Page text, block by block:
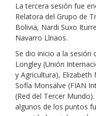
La tercera sesión fue
Relatora del Grupo de
Bolivia, Nardi Suxo
Navarro Llnaos.
Se dio inicio a la sesión
Longley (Unión
y Agricultura), Elizabeth
Sofía Monsalve (FIAN
(Red del Tercer
algunos de los puntos